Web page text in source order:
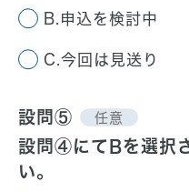
B.申込を検討中
C.今回は見送り
設問⑤ 任意
設問④にてBを選択
い。